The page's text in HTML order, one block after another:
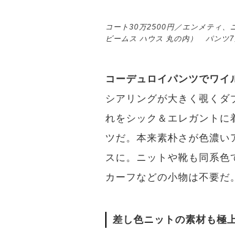
コート30万2500円／エンメティ
ビームス ハウス 丸の内） パンツ7
コーデュロイパンツでワイ
シアリングが大きく覗くダ
れをシック＆エレガントに
ツだ。本来素朴さが色濃い
スに。ニットや靴も同系色
カーフなどの小物は不要だ。
差し色ニットの素材も極